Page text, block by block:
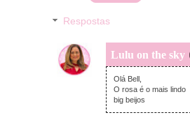
Respostas
Lulu on the sky
Olá Bell,
O rosa é o mais lindo
big beijos